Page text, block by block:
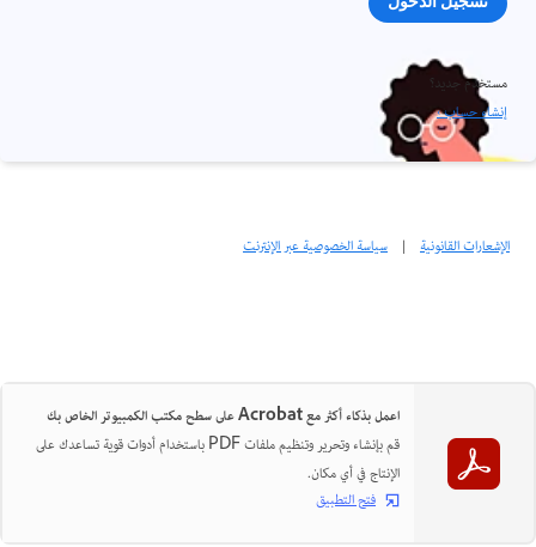
مستخدم جديد؟
إنشاء حساب ›
الإشعارات القانونية | سياسة الخصوصية عبر الإنترنت
اعمل بذكاء أكثر مع Acrobat على سطح مكتب الكمبيوتر الخاص بك
قم بإنشاء وتحرير وتنظيم ملفات PDF باستخدام أدوات قوية تساعدك على
الإنتاج في أي مكان.
فتح التطبيق